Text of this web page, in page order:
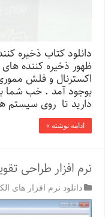
اکسترنال و فلش مموری
بوجود آمد . خب شما
دارید تا روی
ادامه نوشته »
نرم افزار طراحی
دانلود نرم افزار های